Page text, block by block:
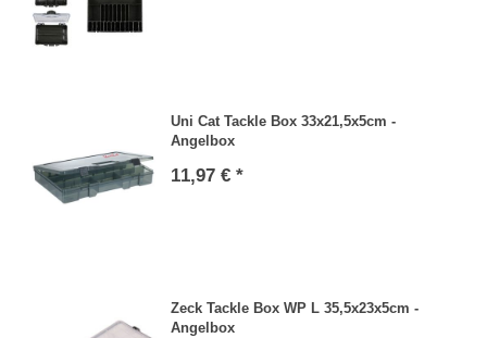
Uni Cat Tackle Box 33x21,5x5cm -
Angelbox
11,97 € *
Zeck Tackle Box WP L 35,5x23x5cm -
Angelbox